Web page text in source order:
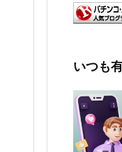
いつも